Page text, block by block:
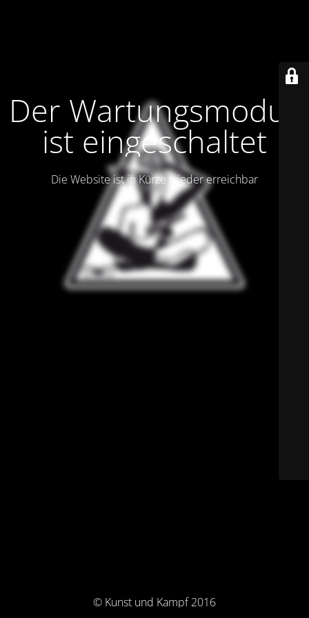
Der Wartungsmodus
ist eingeschaltet
Die Website ist in Kürze wieder erreichbar
© Kunst und Kampf 2016